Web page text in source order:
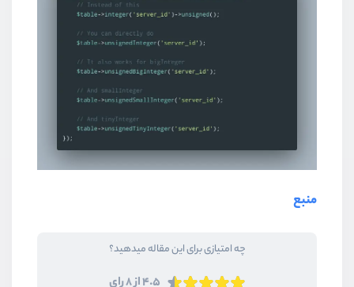
منبع
چه امتیازی برای این مقاله میدهید؟